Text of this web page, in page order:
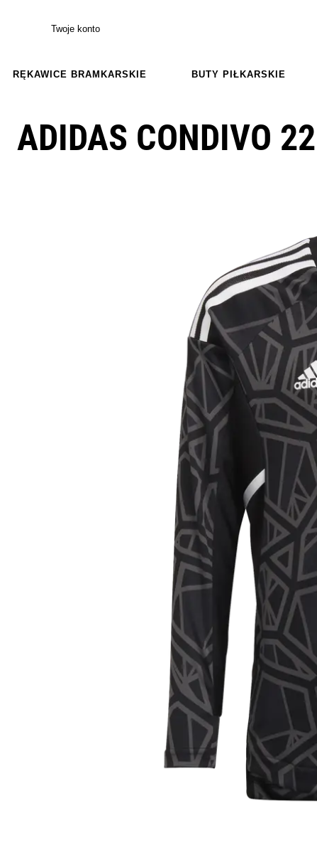
Twoje konto
RĘKAWICE BRAMKARSKIE BUTY PIŁKARSKIE
ADIDAS CONDIVO